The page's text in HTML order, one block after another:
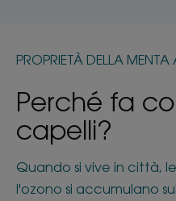
PROPRIETÀ DELLA
Perché fa
capelli?
Quando si vive in città,
l'ozono si accumulano